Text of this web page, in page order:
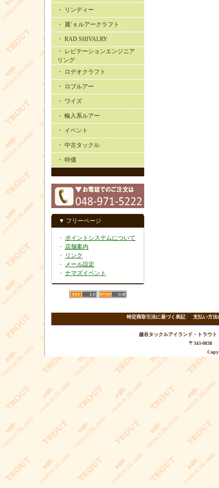
・ リンディー
・ 麗’ｓルアークラフト
・ RAD SHIVALRY
・ レビテーションエンジニア
リング
・ ロデオクラフト
・ ロブルアー
・ ワイズ
・ 輸入系ルアー
・ イベント
・ 中古タックル
・ 特価
▼ フリーページ
・ ポイントシステムについて
・ 店舗案内
・
リンク
・
メール設定
・ ナマズイベント
特定商取引法に基づく表記｜ 支払い方法
越谷タックルアイランド・トラ
〒343-0838